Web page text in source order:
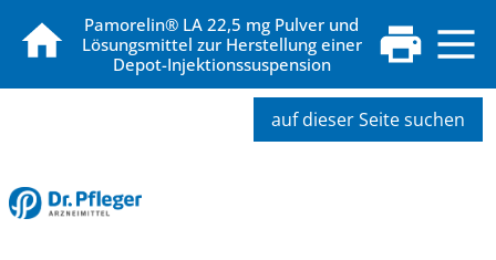
Pamorelin® LA 22,5 mg Pulver und
Lösungsmittel zur Herstellung einer
Depot-Injektionssuspension
auf dieser Seite suchen